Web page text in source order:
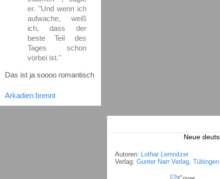
er. "Und wenn ich
aufwache, weiß
ich, dass der
beste Teil des
Tages schon
vorbei ist."
Das ist ja soooo romantisch
Arkadien brennt
Neue
Autoren: Lothar Lemnitzer
Verlag: Gunter Narr Verlag, Tübingen